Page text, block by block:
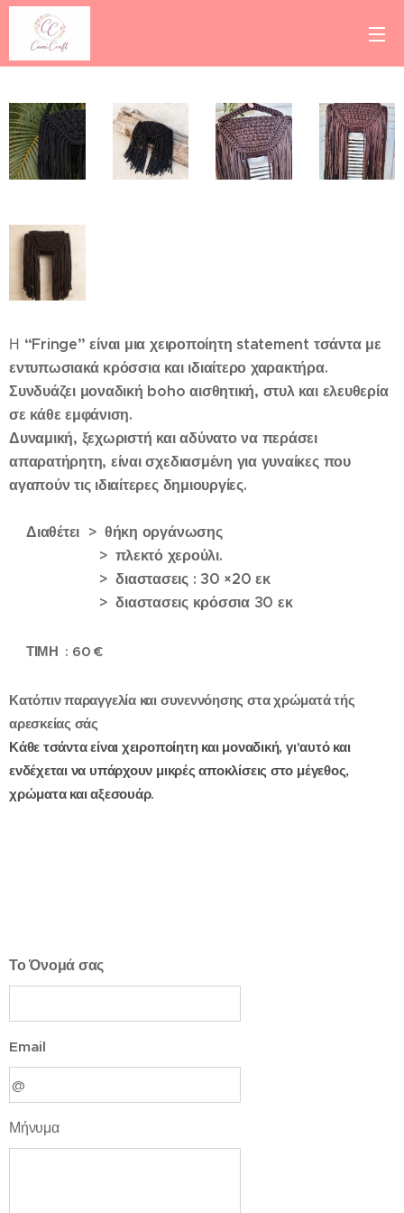
Η “Fringe” είναι μια χειροποίητη statement τσάντα με
εντυπωσιακά κρόσσια και ιδιαίτερο χαρακτήρα.
Συνδυάζει μοναδική boho αισθητική, στυλ και ελευθερία
σε κάθε εμφάνιση.
Δυναμική, ξεχωριστή και αδύνατο να περάσει
απαρατήρητη, είναι σχεδιασμένη για γυναίκες που
αγαπούν τις ιδιαίτερες δημιουργίες.
Διαθέτει > θήκη οργάνωσης
> πλεκτό χερούλι.
> διαστασεις : 30 ×20 εκ
> διαστασεις κρόσσια 30 εκ
ΤΙΜΗ : 60 €
Κατόπιν παραγγελία και συνεννόησης στα χρώματά τής
αρεσκείας σάς
Κάθε τσάντα είναι χειροποίητη και μοναδική, γι'αυτό και
ενδέχεται να υπάρχουν μικρές αποκλίσεις στο μέγεθος,
χρώματα και αξεσουάρ.
Το Όνομά σας
Email
Μήνυμα